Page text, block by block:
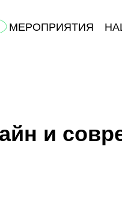
МЕРОПРИЯТИЯ
и